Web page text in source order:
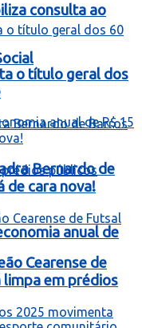
consulta ao
anual de
limpa em prédios
o título geral dos
Bernardo de
de cara nova!
Cearense de